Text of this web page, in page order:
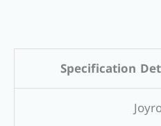
Specification